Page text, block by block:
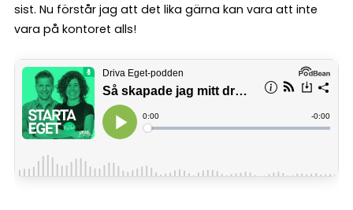
sist. Nu förstår jag att det lika gärna kan vara att inte
vara på kontoret alls!